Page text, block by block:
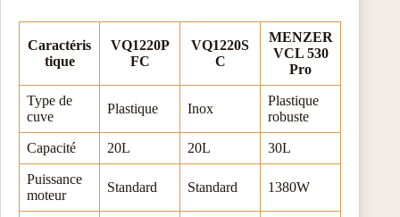
Caractéris
tique
VQ1220P
FC
VQ1220S
C
MENZER
VCL 530
Pro
Type de
cuve
Plastique Inox
Plastique
robuste
Capacité 20L 20L 30L
Puissance
moteur
Standard Standard 1380W